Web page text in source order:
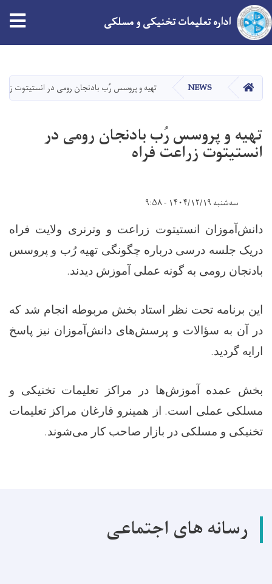
content
اداره تعلیمات تخنیکی و مسلکی
HOME
NEWS تهیه و پروسس رُب بادنجان رومی در انستیتوت
تهیه و پروسس رُب بادنجان رومی در
انستیتوت زراعت فراه
سه‌شنبه ۱۴۰۴/۱۲/۱۹ - ۹:۵۸
دانش‌آموزان انستیتوت زراعت و وترنری ولایت فراه
دریک جلسه درسی درباره چگونگی تهیه رُب و پروسس
بادنجان رومی به گونه عملی آموزش دیدند.
این برنامه تحت نظر استاد بخش مربوطه انجام شد که
در آن به سؤالات و پرسش‌های دانش‌آموزان نیز پاسخ
ارایه گردید.
بخش عمده آموزش‌ها در مراکز تعلیمات تخنیکی و
مسلکی عملی است. از همینرو فارغان مراکز تعلیمات
تخنیکی و مسلکی در بازار صاحب کار می‌شوند.
رسانه های اجتماعی